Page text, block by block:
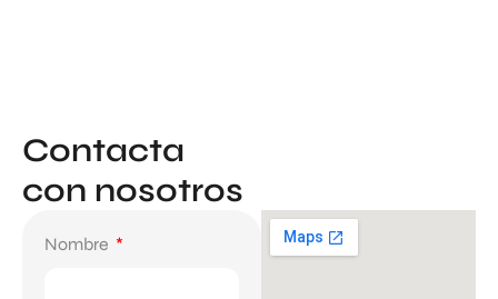
Contacta
con nosotros
Nombre